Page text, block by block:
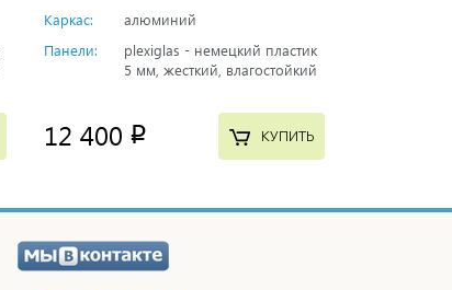
Каркас:
алюминий
Панели:
plexiglas - немецкий пластик
5 мм, жесткий, влагостойкий
12 400 p КУПИТЬ